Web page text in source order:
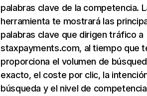
palabras clave de la competencia.
herramienta te mostrará las
palabras clave que dirigen tráfico a
staxpayments.com, al tiempo que
proporciona el volumen de
exacto, el coste por clic, la
búsqueda y el nivel de